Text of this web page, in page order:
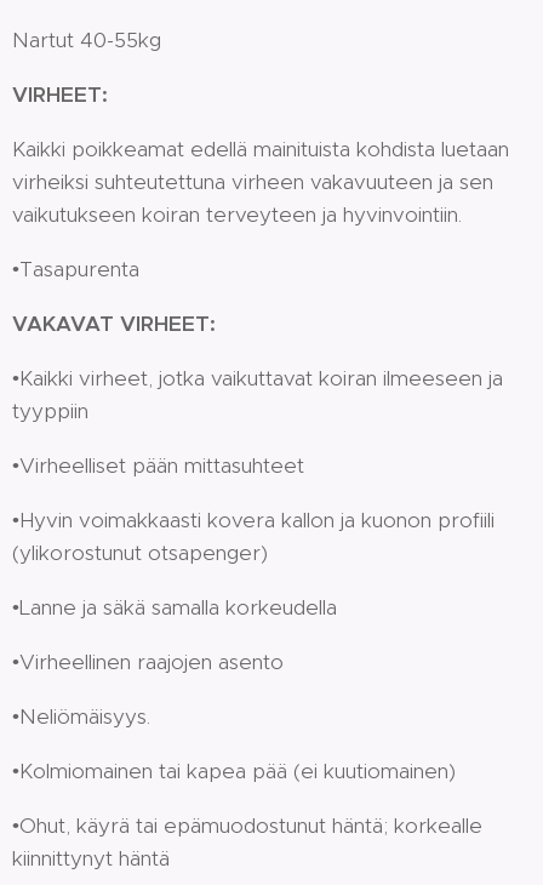
Nartut 40-55kg
VIRHEET:
Kaikki poikkeamat edellä mainituista kohdista luetaan
virheiksi suhteutettuna virheen vakavuuteen ja sen
vaikutukseen koiran terveyteen ja hyvinvointiin.
•Tasapurenta
VAKAVAT VIRHEET:
•Kaikki virheet, jotka vaikuttavat koiran ilmeeseen ja
tyyppiin
•Virheelliset pään mittasuhteet
•Hyvin voimakkaasti kovera kallon ja kuonon profiili
(ylikorostunut otsapenger)
•Lanne ja säkä samalla korkeudella
•Virheellinen raajojen asento
•Neliömäisyys.
•Kolmiomainen tai kapea pää (ei kuutiomainen)
•Ohut, käyrä tai epämuodostunut häntä; korkealle
kiinnittynyt häntä